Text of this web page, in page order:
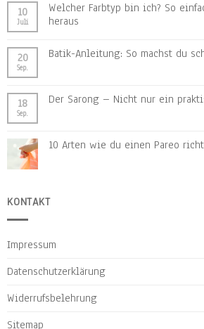
10
Juli
Welcher Farbtyp bin ich? So
heraus
20
Sep.
Batik-Anleitung: So machst du
18
Sep.
Der Sarong – Nicht nur ein
10 Arten wie du einen Pareo
KONTAKT
Impressum
Datenschutzerklärung
Widerrufsbelehrung
Sitemap